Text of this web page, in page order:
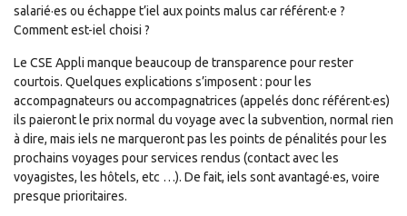
salarié·es ou échappe t’iel aux points malus car référent·e ?
Comment est-iel choisi ?
Le CSE Appli manque beaucoup de transparence pour rester
courtois. Quelques explications s’imposent : pour les
accompagnateurs ou accompagnatrices (appelés donc référent·es)
ils paieront le prix normal du voyage avec la subvention, normal rien
à dire, mais iels ne marqueront pas les points de pénalités pour les
prochains voyages pour services rendus (contact avec les
voyagistes, les hôtels, etc …). De fait, iels sont avantagé·es, voire
presque prioritaires.